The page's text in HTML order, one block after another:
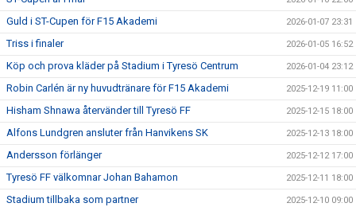
Guld i ST-Cupen för F15 Akademi 2026-01-07 23:31
Triss i finaler 2026-01-05 16:52
Köp och prova kläder på Stadium i Tyresö Centrum 2026-01-04 23:12
Robin Carlén är ny huvudtränare för F15 Akademi 2025-12-19 11:00
Hisham Shnawa återvänder till Tyresö FF 2025-12-15 18:00
Alfons Lundgren ansluter från Hanvikens SK 2025-12-13 18:00
Andersson förlänger 2025-12-12 17:00
Tyresö FF välkomnar Johan Bahamon 2025-12-11 18:00
Stadium tillbaka som partner 2025-12-10 09:00